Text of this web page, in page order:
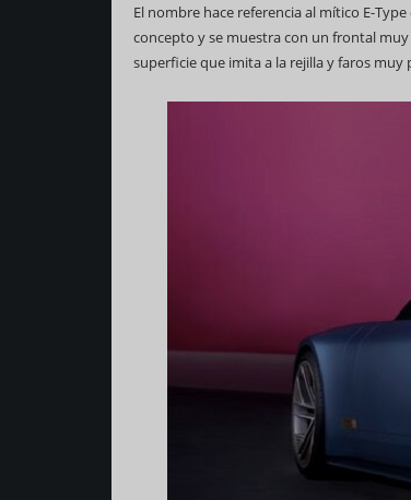
El nombre hace referencia al mítico E-
concepto y se muestra con un frontal
superficie que imita a la rejilla y faros muy